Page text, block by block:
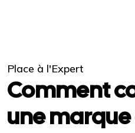
Place à l'Expert
Comment
une